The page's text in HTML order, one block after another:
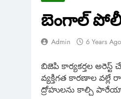
బెంగాల్
Admin 6 Years Ago
బిజెపి కార్యకర్తల
వ్యక్తిగత కారణాల
ద్రోహులను కాల్చి